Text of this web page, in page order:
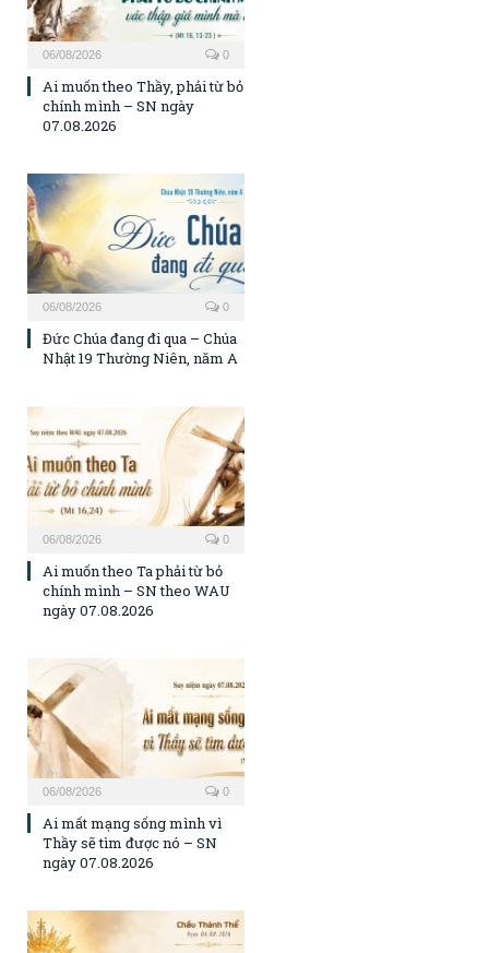
06/08/2026 0
Ai muốn theo Thầy, phải từ bỏ
chính mình – SN ngày
07.08.2026
06/08/2026 0
Đức Chúa đang đi qua – Chúa
Nhật 19 Thường Niên, năm A
06/08/2026 0
Ai muốn theo Ta phải từ bỏ
chính mình – SN theo WAU
ngày 07.08.2026
06/08/2026 0
Ai mất mạng sống mình vì
Thầy sẽ tìm được nó – SN
ngày 07.08.2026